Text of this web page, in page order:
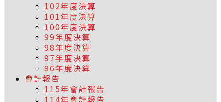
102年度決算
101年度決算
100年度決算
99年度決算
98年度決算
97年度決算
96年度決算
會計報告
115年會計報告
114年會計報告